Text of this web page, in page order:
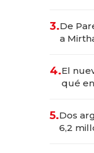
las
3.De
a
4.El
qué
para
5.Dos
6,2